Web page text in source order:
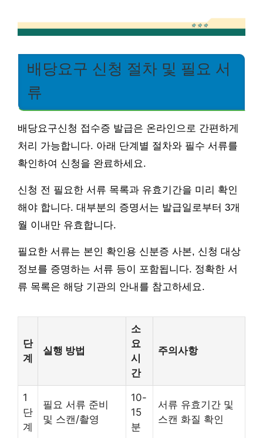
배당요구 신청 절차 및 필요 서
류
배당요구신청 접수증 발급은 온라인으로 간편하게
처리 가능합니다. 아래 단계별 절차와 필수 서류를
확인하여 신청을 완료하세요.
신청 전 필요한 서류 목록과 유효기간을 미리 확인
해야 합니다. 대부분의 증명서는 발급일로부터 3개
월 이내만 유효합니다.
필요한 서류는 본인 확인용 신분증 사본, 신청 대상
정보를 증명하는 서류 등이 포함됩니다. 정확한 서
류 목록은 해당 기관의 안내를 참고하세요.
단
계
실행 방법
소
요
시
간
주의사항
1
단
계
필요 서류 준비
및 스캔/촬영
10-
15
분
서류 유효기간 및
스캔 화질 확인